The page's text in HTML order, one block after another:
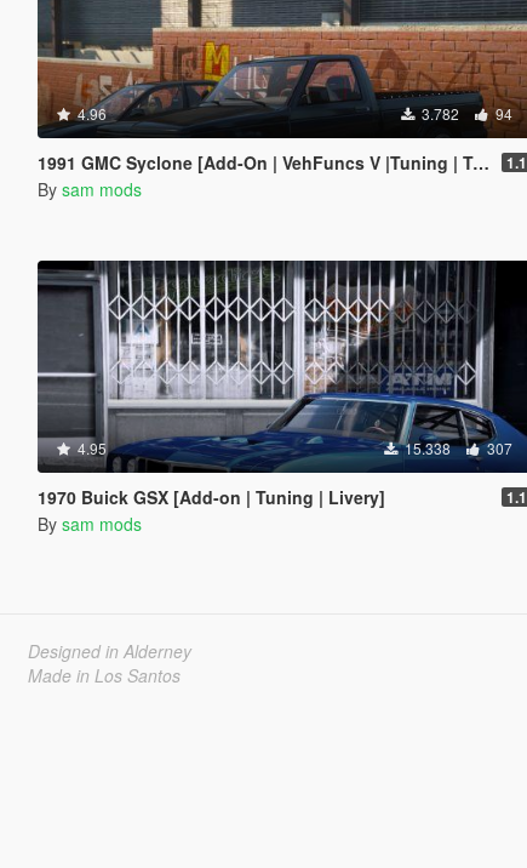
4.96 3.782 94
1991 GMC Syclone [Add-On | VehFuncs V |Tuning | Template] 1.1
By sam mods
4.95 15.338 307
1970 Buick GSX [Add-on | Tuning | Livery] 1.1
By sam mods
Designed in Alderney
Made in Los Santos